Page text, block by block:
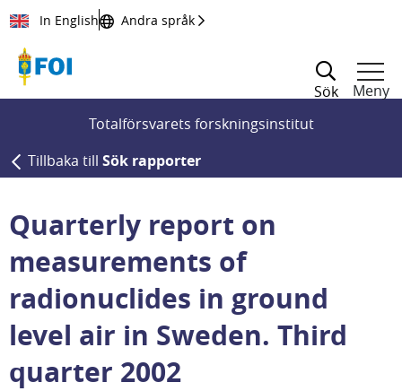
Till innehållet
In English Andra språk
Sök
Meny
Totalförsvarets forskningsinstitut
Tillbaka till Sök rapporter
Quarterly report on
measurements of
radionuclides in ground
level air in Sweden. Third
quarter 2002